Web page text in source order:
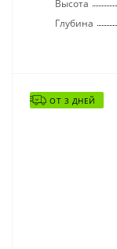
Высота
Глубина
ОТ 3 ДНЕЙ